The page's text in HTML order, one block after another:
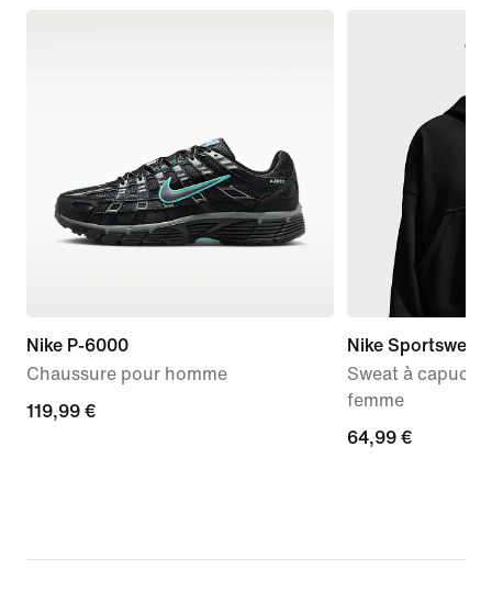
Nike P-6000
Chaussure pour homme
119,99 €
119,99 €
Nike Sportswear
Sweat à
femme
64,99 €
64,99 €